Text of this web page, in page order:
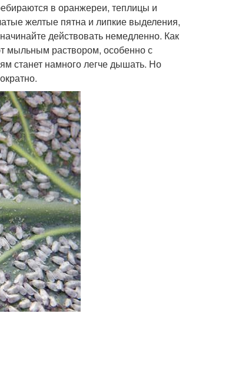
в оранжереи, теплицы и
желтые пятна и липкие выделения,
действовать немедленно. Как
мыльным раствором, особенно с
станет намного легче дышать. Но